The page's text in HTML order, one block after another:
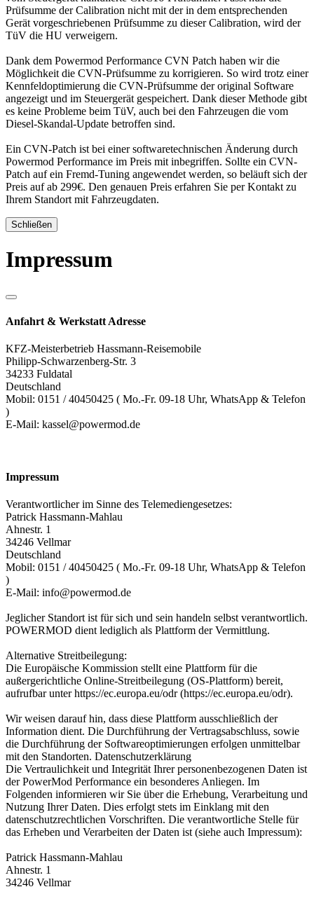
Prüfsumme der Calibration nicht mit der in dem entsprechenden
Gerät vorgeschriebenen Prüfsumme zu dieser Calibration, wird der
TüV die HU verweigern.
Dank dem Powermod Performance CVN Patch haben wir die
Möglichkeit die CVN-Prüfsumme zu korrigieren. So wird trotz einer
Kennfeldoptimierung die CVN-Prüfsumme der original Software
angezeigt und im Steuergerät gespeichert. Dank dieser Methode gibt
es keine Probleme beim TüV, auch bei den Fahrzeugen die vom
Diesel-Skandal-Update betroffen sind.
Ein CVN-Patch ist bei einer softwaretechnischen Änderung durch
Powermod Performance im Preis mit inbegriffen. Sollte ein CVN-
Patch auf ein Fremd-Tuning angewendet werden, so beläuft sich der
Preis auf ab 299€. Den genauen Preis erfahren Sie per Kontakt zu
Ihrem Standort mit Fahrzeugdaten.
Schließen
Impressum
Anfahrt & Werkstatt Adresse
KFZ-Meisterbetrieb Hassmann-Reisemobile
Philipp-Schwarzenberg-Str. 3
34233 Fuldatal
Deutschland
Mobil: 0151 / 40450425 ( Mo.-Fr. 09-18 Uhr, WhatsApp & Telefon
)
E-Mail: kassel@powermod.de
Impressum
Verantwortlicher im Sinne des Telemediengesetzes:
Patrick Hassmann-Mahlau
Ahnestr. 1
34246 Vellmar
Deutschland
Mobil: 0151 / 40450425 ( Mo.-Fr. 09-18 Uhr, WhatsApp & Telefon
)
E-Mail: info@powermod.de
Jeglicher Standort ist für sich und sein handeln selbst verantwortlich.
POWERMOD dient lediglich als Plattform der Vermittlung.
Alternative Streitbeilegung:
Die Europäische Kommission stellt eine Plattform für die
außergerichtliche Online-Streitbeilegung (OS-Plattform) bereit,
aufrufbar unter https://ec.europa.eu/odr (https://ec.europa.eu/odr).
Wir weisen darauf hin, dass diese Plattform ausschließlich der
Information dient. Die Durchführung der Vertragsabschluss, sowie
die Durchführung der Softwareoptimierungen erfolgen unmittelbar
mit den Standorten. Datenschutzerklärung
Die Vertraulichkeit und Integrität Ihrer personenbezogenen Daten ist
der PowerMod Performance ein besonderes Anliegen. Im
Folgenden informieren wir Sie über die Erhebung, Verarbeitung und
Nutzung Ihrer Daten. Dies erfolgt stets im Einklang mit den
datenschutzrechtlichen Vorschriften. Die verantwortliche Stelle für
das Erheben und Verarbeiten der Daten ist (siehe auch Impressum):
Patrick Hassmann-Mahlau
Ahnestr. 1
34246 Vellmar